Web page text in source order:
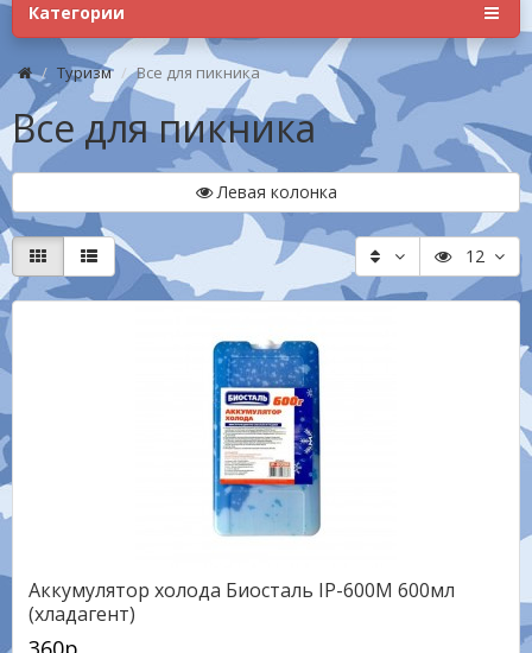
Категории
Туризм Все для пикника
Все для пикника
Левая колонка
12
Аккумулятор холода Биосталь IP-600M 600мл
(хладагент)